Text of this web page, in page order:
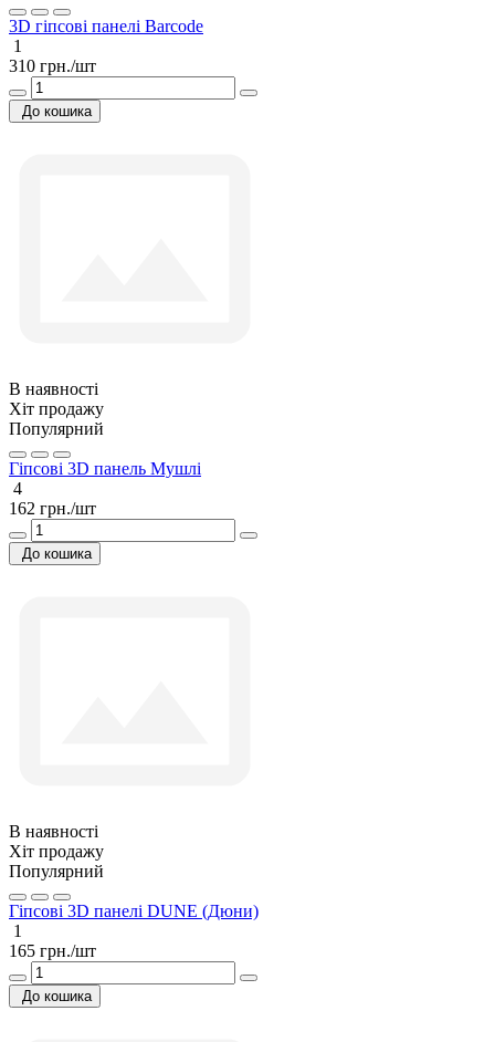
3D гіпсові панелі Barcode
1
310 грн./шт
До кошика
В наявності
Хіт продажу
Популярний
Гіпсові 3D панель Мушлі
4
162 грн./шт
До кошика
В наявності
Хіт продажу
Популярний
Гіпсові 3D панелі DUNE (Дюни)
1
165 грн./шт
До кошика